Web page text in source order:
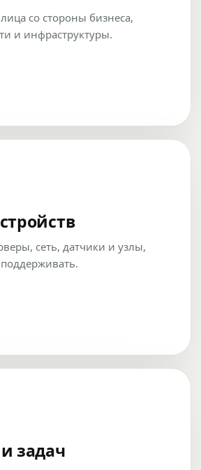
со стороны бизнеса,
и инфраструктуры.
сеть, датчики и узлы,
задач